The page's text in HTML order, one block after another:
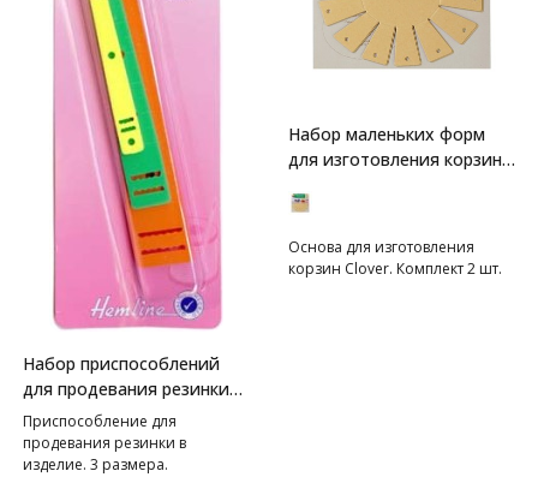
Набор приспособлений
для продевания резинки
Hemline
Приспособление для
продевания резинки в
изделие. 3 размера.
Набор маленьких форм
для изготовления корзин
Основа для изготовления
корзин Clover. Комплект 2 шт.